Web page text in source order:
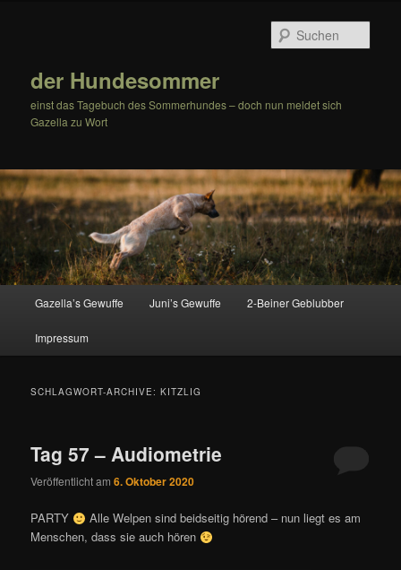
der Hundesommer
einst das Tagebuch des Sommerhundes – doch nun meldet sich
Gazella zu Wort
Gazella’s Gewuffe Juni’s Gewuffe 2-Beiner Geblubber
Impressum
SCHLAGWORT-ARCHIVE:KITZLIG
Tag 57 – Audiometrie
Veröffentlicht am6. Oktober 2020
PARTY
Alle Welpen sind beidseitig hörend – nun liegt es am
Menschen, dass sie auch hören